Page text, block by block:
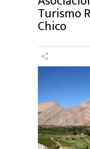
Turismo
Chico